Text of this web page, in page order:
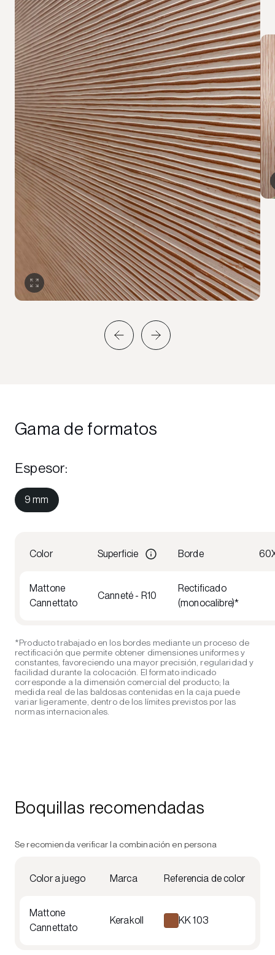
Gama de formatos
Espesor:
9 mm
Color Superficie Borde
Mattone
Cannettato
Canneté - R10
Rectificado
(monocalibre)*
*Producto trabajado en los bordes mediante un proceso de
rectificación que permite obtener dimensiones uniformes y
constantes, favoreciendo una mayor precisión, regularidad y
facilidad durante la colocación. El formato indicado
corresponde a la dimensión comercial del producto; la
medida real de las baldosas contenidas en la caja puede
variar ligeramente, dentro de los límites previstos por las
normas internacionales.
Boquillas recomendadas
Se recomienda verificar la combinación en persona
Color a juego Marca Referencia de color
Mattone
Cannettato
Kerakoll KK 103